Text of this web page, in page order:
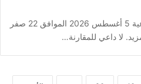
عروض أبراج هايبر ماركت الأسبوعية 5 أغسطس 2026 الموافق 22 صفر